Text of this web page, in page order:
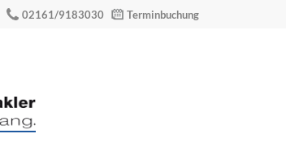
02161/9183030 Terminbuchung